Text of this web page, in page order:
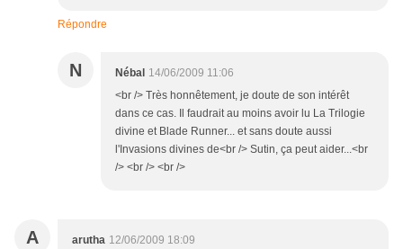
Répondre
N Nébal 14/06/2009 11:06
<br /> Très honnêtement, je doute de son intérêt
dans ce cas. Il faudrait au moins avoir lu La Trilogie
divine et Blade Runner... et sans doute aussi
l'Invasions divines de<br /> Sutin, ça peut aider...<br
/> <br /> <br />
A arutha 12/06/2009 18:09